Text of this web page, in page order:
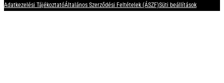
Adatkezelési TájékoztatóÁltalános Szerződési Feltételek (ÁSZF)Süti beállítások